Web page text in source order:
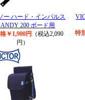
ー ハード・インパルス
200 ボード用
￥1,900円
（税込2,090
円）
特